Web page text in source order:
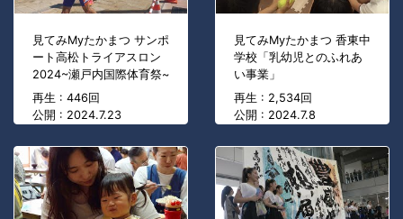
見てみMyたかまつ サンポ
ート高松トライアスロン
2024~瀬戸内国際体育祭~
再生 : 446回
公開 : 2024.7.23
見てみMyたかまつ 香東中
学校「乳幼児とのふれあ
い事業」
再生 : 2,534回
公開 : 2024.7.8